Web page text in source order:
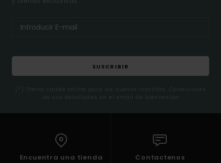
SUSCRIBIR
(*) Oferta valida online para los nuevos inscritos. Condiciones
de uso detalladas en el email de bienvenida
Encuentra una tienda Contactenos